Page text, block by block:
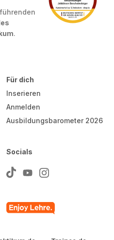
.
Für dich
Inserieren
Anmelden
Ausbildungsbarometer 2026
Socials